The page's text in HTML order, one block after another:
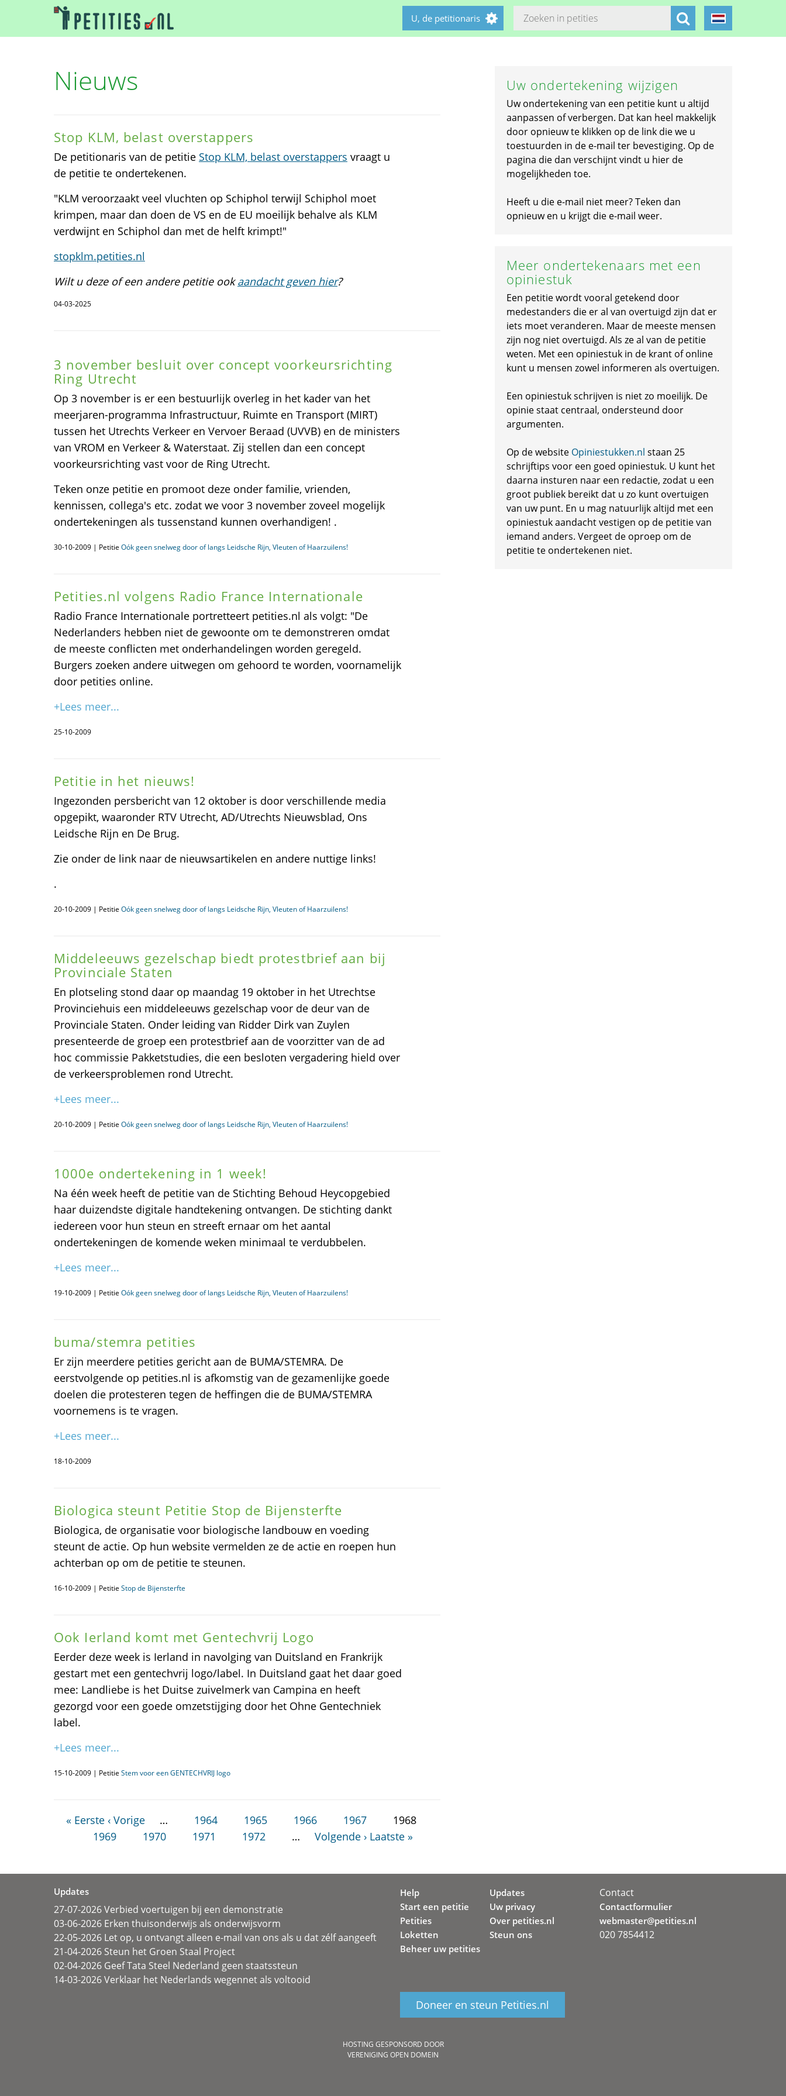
U, de petitionaris
Nieuws
Stop KLM, belast overstappers
De petitionaris van de petitie Stop KLM, belast overstappers vraagt u
de petitie te ondertekenen.
"KLM veroorzaakt veel vluchten op Schiphol terwijl Schiphol moet
krimpen, maar dan doen de VS en de EU moeilijk behalve als KLM
verdwijnt en Schiphol dan met de helft krimpt!"
stopklm.petities.nl
Wilt u deze of een andere petitie ookaandacht geven hier?
04-03-2025
3 november besluit over concept voorkeursrichting
Ring Utrecht
Op 3 november is er een bestuurlijk overleg in het kader van het
meerjaren-programma Infrastructuur, Ruimte en Transport (MIRT)
tussen het Utrechts Verkeer en Vervoer Beraad (UVVB) en de ministers
van VROM en Verkeer & Waterstaat. Zij stellen dan een concept
voorkeursrichting vast voor de Ring Utrecht.
Teken onze petitie en promoot deze onder familie, vrienden,
kennissen, collega's etc. zodat we voor 3 november zoveel mogelijk
ondertekeningen als tussenstand kunnen overhandigen! .
30-10-2009 | Petitie Oók geen snelweg door of langs Leidsche Rijn, Vleuten of Haarzuilens!
Petities.nl volgens Radio France Internationale
Radio France Internationale portretteert petities.nl als volgt: "De
Nederlanders hebben niet de gewoonte om te demonstreren omdat
de meeste conflicten met onderhandelingen worden geregeld.
Burgers zoeken andere uitwegen om gehoord te worden, voornamelijk
door petities online.
+Lees meer...
25-10-2009
Petitie in het nieuws!
Ingezonden persbericht van 12 oktober is door verschillende media
opgepikt, waaronder RTV Utrecht, AD/Utrechts Nieuwsblad, Ons
Leidsche Rijn en De Brug.
Zie onder de link naar de nieuwsartikelen en andere nuttige links!
.
20-10-2009 | Petitie Oók geen snelweg door of langs Leidsche Rijn, Vleuten of Haarzuilens!
Middeleeuws gezelschap biedt protestbrief aan bij
Provinciale Staten
En plotseling stond daar op maandag 19 oktober in het Utrechtse
Provinciehuis een middeleeuws gezelschap voor de deur van de
Provinciale Staten. Onder leiding van Ridder Dirk van Zuylen
presenteerde de groep een protestbrief aan de voorzitter van de ad
hoc commissie Pakketstudies, die een besloten vergadering hield over
de verkeersproblemen rond Utrecht.
+Lees meer...
20-10-2009 | Petitie Oók geen snelweg door of langs Leidsche Rijn, Vleuten of Haarzuilens!
1000e ondertekening in 1 week!
Na één week heeft de petitie van de Stichting Behoud Heycopgebied
haar duizendste digitale handtekening ontvangen. De stichting dankt
iedereen voor hun steun en streeft ernaar om het aantal
ondertekeningen de komende weken minimaal te verdubbelen.
+Lees meer...
19-10-2009 | Petitie Oók geen snelweg door of langs Leidsche Rijn, Vleuten of Haarzuilens!
buma/stemra petities
Er zijn meerdere petities gericht aan de BUMA/STEMRA. De
eerstvolgende op petities.nl is afkomstig van de gezamenlijke goede
doelen die protesteren tegen de heffingen die de BUMA/STEMRA
voornemens is te vragen.
+Lees meer...
18-10-2009
Biologica steunt Petitie Stop de Bijensterfte
Biologica, de organisatie voor biologische landbouw en voeding
steunt de actie. Op hun website vermelden ze de actie en roepen hun
achterban op om de petitie te steunen.
16-10-2009 | Petitie Stop de Bijensterfte
Ook Ierland komt met Gentechvrij Logo
Eerder deze week is Ierland in navolging van Duitsland en Frankrijk
gestart met een gentechvrij logo/label. In Duitsland gaat het daar goed
mee: Landliebe is het Duitse zuivelmerk van Campina en heeft
gezorgd voor een goede omzetstijging door het Ohne Gentechniek
label.
+Lees meer...
15-10-2009 | Petitie Stem voor een GENTECHVRIJ logo
« Eerste ‹ Vorige … 1964 1965 1966 1967
1968
1969
1970 1971 1972 … Volgende › Laatste »
Uw ondertekening wijzigen
Uw ondertekening van een petitie kunt u altijd
aanpassen of verbergen. Dat kan heel makkelijk
door opnieuw te klikken op de link die we u
toestuurden in de e-mail ter bevestiging. Op de
pagina die dan verschijnt vindt u hier de
mogelijkheden toe.
Heeft u die e-mail niet meer? Teken dan
opnieuw en u krijgt die e-mail weer.
Meer ondertekenaars met een
opiniestuk
Een petitie wordt vooral getekend door
medestanders die er al van overtuigd zijn dat er
iets moet veranderen. Maar de meeste mensen
zijn nog niet overtuigd. Als ze al van de petitie
weten. Met een opiniestuk in de krant of online
kunt u mensen zowel informeren als overtuigen.
Een opiniestuk schrijven is niet zo moeilijk. De
opinie staat centraal, ondersteund door
argumenten.
Op de website Opiniestukken.nl staan 25
schrijftips voor een goed opiniestuk. U kunt het
daarna insturen naar een redactie, zodat u een
groot publiek bereikt dat u zo kunt overtuigen
van uw punt. En u mag natuurlijk altijd met een
opiniestuk aandacht vestigen op de petitie van
iemand anders. Vergeet de oproep om de
petitie te ondertekenen niet.
Updates
27-07-2026 Verbied voertuigen bij een demonstratie
03-06-2026 Erken thuisonderwijs als onderwijsvorm
22-05-2026 Let op, u ontvangt alleen e-mail van ons als u dat zélf aangeeft
21-04-2026 Steun het Groen Staal Project
02-04-2026 Geef Tata Steel Nederland geen staatssteun
14-03-2026 Verklaar het Nederlands wegennet als voltooid
Help
Start een petitie
Petities
Loketten
Beheer uw petities
Updates
Uw privacy
Over petities.nl
Steun ons
Doneer en steun Petities.nl
Contact
Contactformulier
webmaster@petities.nl
020 7854412
HOSTING GESPONSORD DOOR
VERENIGING OPEN DOMEIN